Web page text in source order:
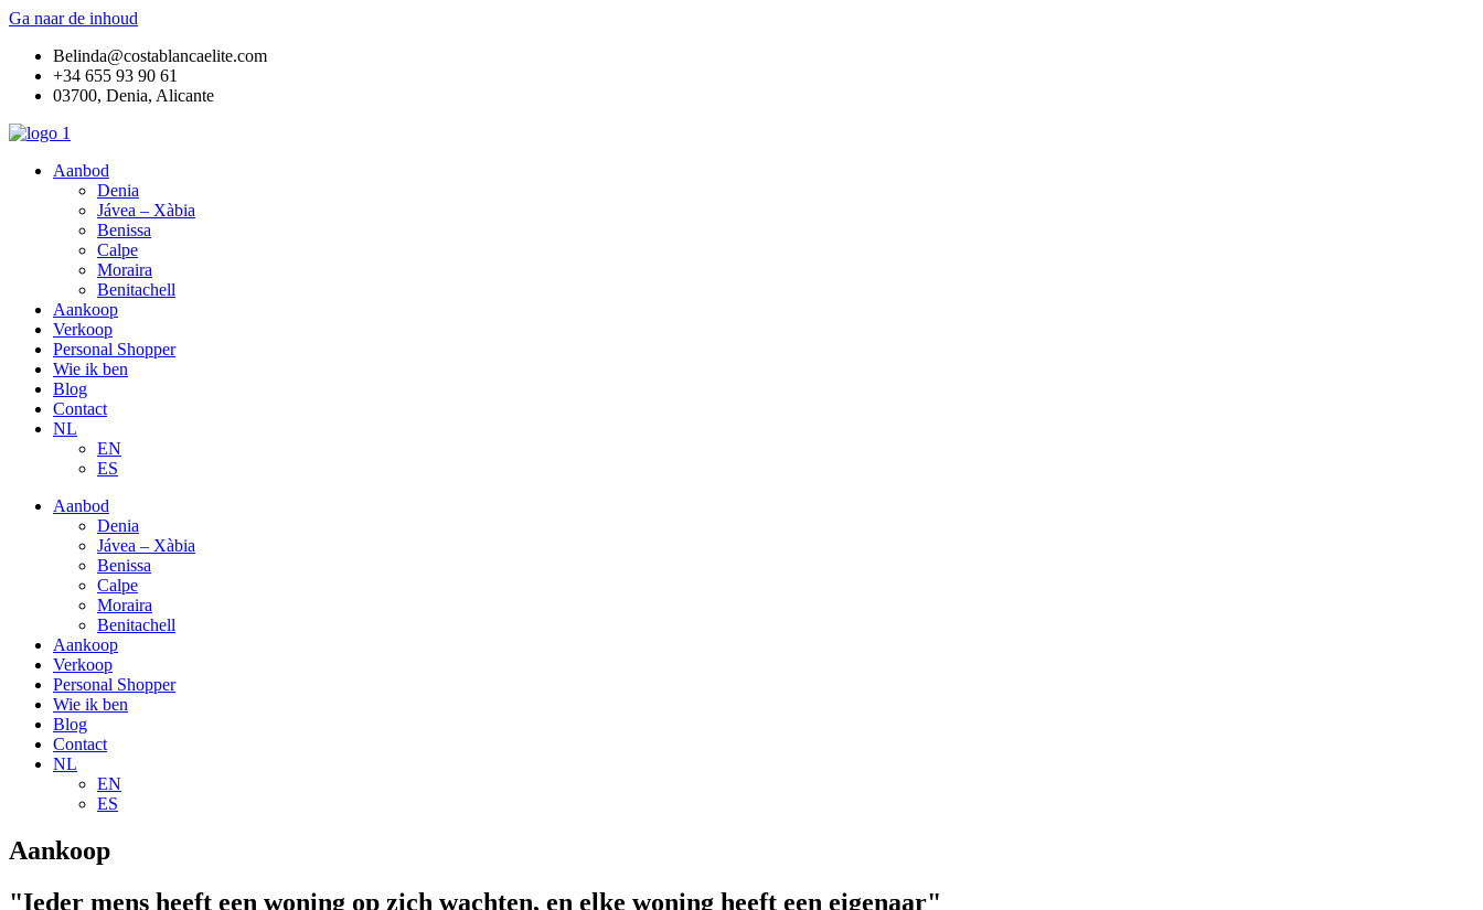
Ga naar de inhoud
Belinda@costablancaelite.com
+34 655 93 90 61​
03700, Denia, Alicante​
Aanbod
Denia
Jávea – Xàbia
Benissa
Calpe
Moraira
Benitachell
Aankoop
Verkoop
Personal Shopper
Wie ik ben
Blog
Contact
NL
EN
ES
Aanbod
Denia
Jávea – Xàbia
Benissa
Calpe
Moraira
Benitachell
Aankoop
Verkoop
Personal Shopper
Wie ik ben
Blog
Contact
NL
EN
ES
Aankoop
"Ieder mens heeft een woning op zich wachten, en elke woning heeft een eigenaar"